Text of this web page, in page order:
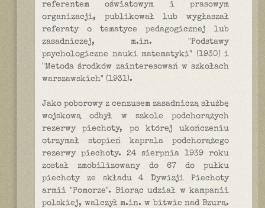
referentem oświatowym i prasowym
organizacji, publikował lub wygłaszał
referaty o tematyce pedagogicznej lub
zasadniczej, m.in. "Podstawy
psychologiczne nauki matematyki" (1930) i
"Metoda środków zainteresowań w szkołach
warszawskich" (1931).
Jako poborowy z cenzusem zasadniczą służbę
wojskową odbył w szkole podchorążych
rezerwy piechoty, po której ukończeniu
otrzymał stopień kaprala podchorążego
rezerwy piechoty. 24 sierpnia 1939 roku
został zmobilizowany do 67 do pułku
piechoty ze składu 4 Dywizji Piechoty
armii "Pomorze". Biorąc udział w kampanii
polskiej, walczył m.in. w bitwie nad Bzurą.